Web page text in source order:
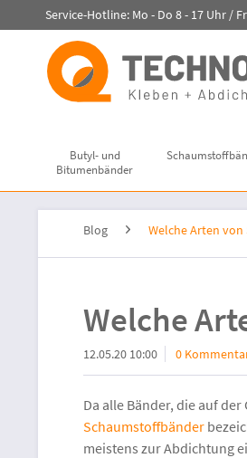
Service-Hotline: Mo - Do 8 - 17 Uhr /
Butyl- und
Bitumenbänder
Blog Welche Arten
Welche
12.05.20 10:00 0
Da alle Bänder, die auf
Schaumstoffbänder
meistens zur Abdichtung